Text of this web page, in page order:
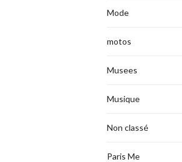
Mode
motos
Musees
Musique
Non classé
Paris Me